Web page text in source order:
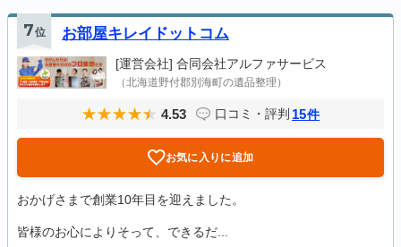
7位 お部屋キレイドットコム
[運営会社] 合同会社アルファサービス
（北海道野付郡別海町の遺品整理）
4.53 口コミ・評判 15件
お気に入りに追加
おかげさまで創業10年目を迎えました。
皆様のお心によりそって、できるだ...